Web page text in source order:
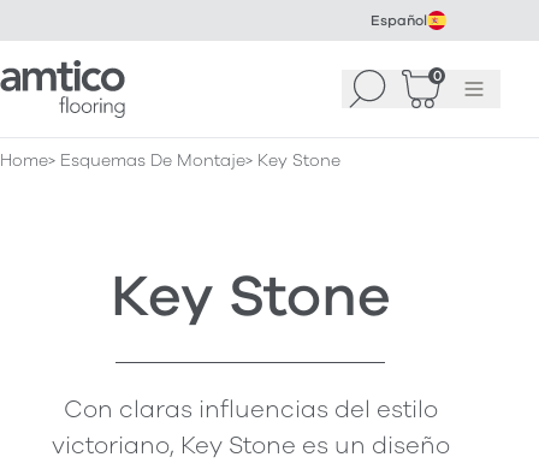
Español
Amtico Flooring Buscar 0
Cesta (0)
Menú
Home Esquemas De Montaje Key Stone
Key Stone
Con claras influencias del estilo
victoriano, Key Stone es un diseño